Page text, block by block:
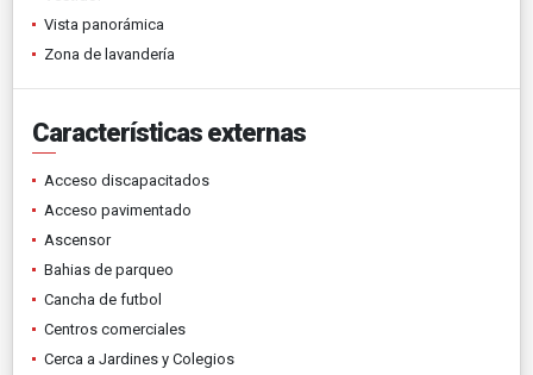
Vista panorámica
Zona de lavandería
Características externas
Acceso discapacitados
Acceso pavimentado
Ascensor
Bahias de parqueo
Cancha de futbol
Centros comerciales
Cerca a Jardines y Colegios